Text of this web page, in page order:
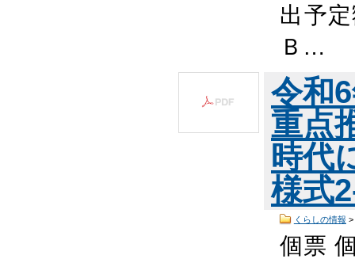
出予
Ｂ…
令和
重点
時代
様式
くらしの情報 >
個票